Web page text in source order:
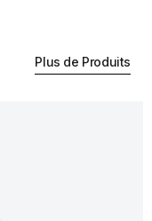
Plus de Produits